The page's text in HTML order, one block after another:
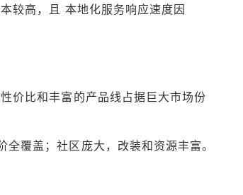
较高，且 本地化服务响应速度因
价比和丰富的产品线占据巨大市场份
覆盖；社区庞大，改装和资源丰富。